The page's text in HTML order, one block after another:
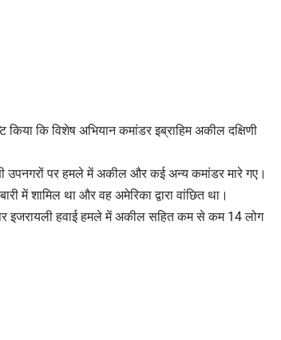
कि विशेष अभियान कमांडर इब्राहिम अकील दक्षिणी
उपनगरों पर हमले में अकील और कई अन्य कमांडर मारे गए।
में शामिल था और वह अमेरिका द्वारा वांछित था।
इजरायली हवाई हमले में अकील सहित कम से कम 14 लोग